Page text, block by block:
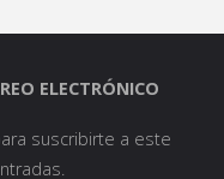
ELECTRÓNICO
suscribirte a este